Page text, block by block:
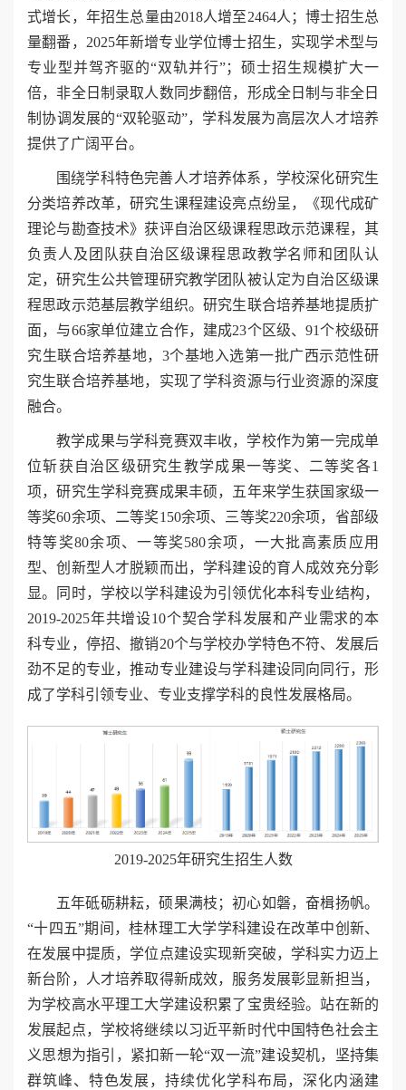
式增长，年招生总量由2018人增至2464人；博士招生总
量翻番，2025年新增专业学位博士招生，实现学术型与
专业型并驾齐驱的“双轨并行”；硕士招生规模扩大一
倍，非全日制录取人数同步翻倍，形成全日制与非全日
制协调发展的“双轮驱动”，学科发展为高层次人才培养
提供了广阔平台。
围绕学科特色完善人才培养体系，学校深化研究生
分类培养改革，研究生课程建设亮点纷呈，《现代成矿
理论与勘查技术》获评自治区级课程思政示范课程，其
负责人及团队获自治区级课程思政教学名师和团队认
定，研究生公共管理研究教学团队被认定为自治区级课
程思政示范基层教学组织。研究生联合培养基地提质扩
面，与66家单位建立合作，建成23个区级、91个校级研
究生联合培养基地，3个基地入选第一批广西示范性研
究生联合培养基地，实现了学科资源与行业资源的深度
融合。
教学成果与学科竞赛双丰收，学校作为第一完成单
位斩获自治区级研究生教学成果一等奖、二等奖各1
项，研究生学科竞赛成果丰硕，五年来学生获国家级一
等奖60余项、二等奖150余项、三等奖220余项，省部级
特等奖80余项、一等奖580余项，一大批高素质应用
型、创新型人才脱颖而出，学科建设的育人成效充分彰
显。同时，学校以学科建设为引领优化本科专业结构，
2019-2025年共增设10个契合学科发展和产业需求的本
科专业，停招、撤销20个与学校办学特色不符、发展后
劲不足的专业，推动专业建设与学科建设同向同行，形
成了学科引领专业、专业支撑学科的良性发展格局。
2019-2025年研究生招生人数
五年砥砺耕耘，硕果满枝；初心如磐，奋楫扬帆。
“十四五”期间，桂林理工大学学科建设在改革中创新、
在发展中提质，学位点建设实现新突破，学科实力迈上
新台阶，人才培养取得新成效，服务发展彰显新担当，
为学校高水平理工大学建设积累了宝贵经验。站在新的
发展起点，学校将继续以习近平新时代中国特色社会主
义思想为指引，紧扣新一轮“双一流”建设契机，坚持集
群筑峰、特色发展，持续优化学科布局，深化内涵建